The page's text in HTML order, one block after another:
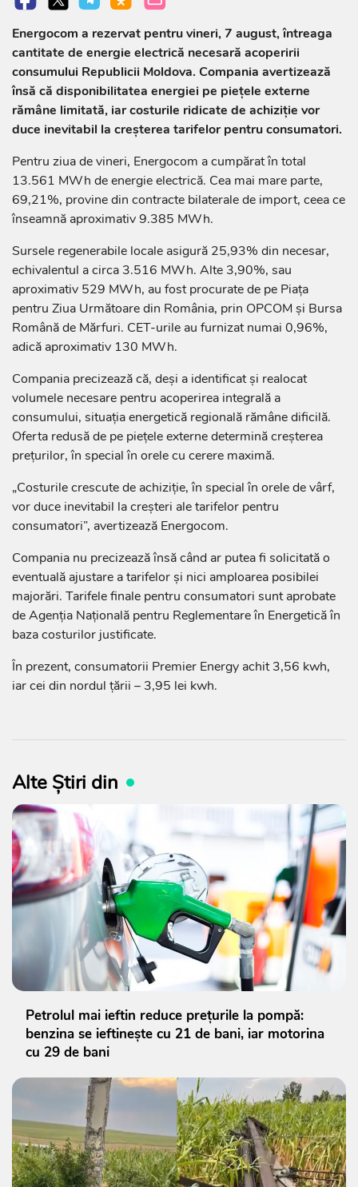
Energocom a rezervat pentru vineri, 7 august, întreaga
cantitate de energie electrică necesară acoperirii
consumului Republicii Moldova. Compania avertizează
însă că disponibilitatea energiei pe piețele externe
rămâne limitată, iar costurile ridicate de achiziție vor
duce inevitabil la creșterea tarifelor pentru consumatori.
Pentru ziua de vineri, Energocom a cumpărat în total
13.561 MWh de energie electrică. Cea mai mare parte,
69,21%, provine din contracte bilaterale de import, ceea ce
înseamnă aproximativ 9.385 MWh.
Sursele regenerabile locale asigură 25,93% din necesar,
echivalentul a circa 3.516 MWh. Alte 3,90%, sau
aproximativ 529 MWh, au fost procurate de pe Piața
pentru Ziua Următoare din România, prin OPCOM și Bursa
Română de Mărfuri. CET-urile au furnizat numai 0,96%,
adică aproximativ 130 MWh.
Compania precizează că, deși a identificat și realocat
volumele necesare pentru acoperirea integrală a
consumului, situația energetică regională rămâne dificilă.
Oferta redusă de pe piețele externe determină creșterea
prețurilor, în special în orele cu cerere maximă.
„Costurile crescute de achiziție, în special în orele de vârf,
vor duce inevitabil la creșteri ale tarifelor pentru
consumatori”, avertizează Energocom.
Compania nu precizează însă când ar putea fi solicitată o
eventuală ajustare a tarifelor și nici amploarea posibilei
majorări. Tarifele finale pentru consumatori sunt aprobate
de Agenția Națională pentru Reglementare în Energetică în
baza costurilor justificate.
În prezent, consumatorii Premier Energy achit 3,56 kwh,
iar cei din nordul țării – 3,95 lei kwh.
Alte Știri din
Petrolul mai ieftin reduce prețurile la pompă:
benzina se ieftinește cu 21 de bani, iar motorina
cu 29 de bani